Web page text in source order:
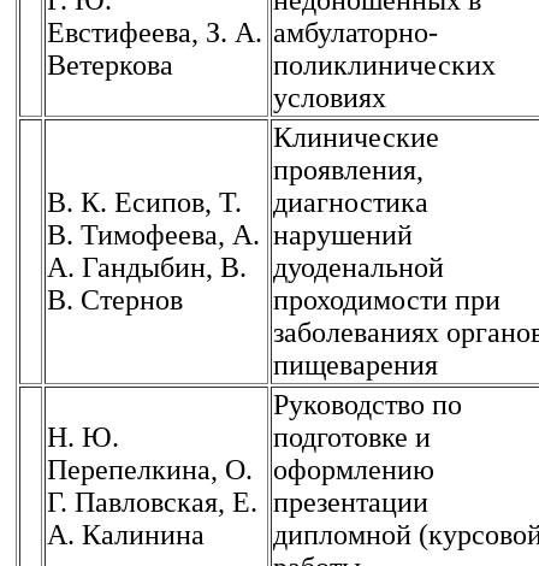
Евстифеева, З. А.
Ветеркова
амбулаторно-
поликлинических
условиях
В. К. Есипов, Т.
В. Тимофеева, А.
А. Гандыбин, В.
В. Стернов
Клинические
проявления,
диагностика
нарушений
дуоденальной
проходимости при
заболеваниях
пищеварения
Н. Ю.
Перепелкина, О.
Г. Павловская, Е.
А. Калинина
Руководство по
подготовке и
оформлению
презентации
дипломной